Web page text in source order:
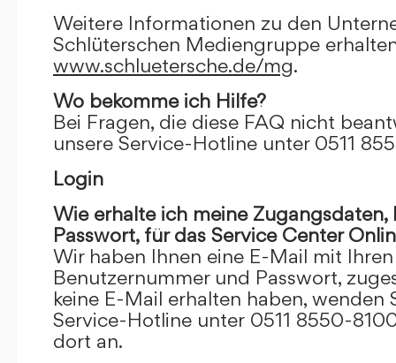
Weitere Informationen zu den
Schlüterschen Mediengruppe
www.schluetersche.de/mg.
Wo bekomme ich Hilfe?
Bei Fragen, die diese FAQ nicht
unsere Service-Hotline unter 0511
Login
Wie erhalte ich meine
Passwort, für das Service Center
Wir haben Ihnen eine E-Mail mit
Benutzernummer und Passwort,
keine E-Mail erhalten haben, wenden
Service-Hotline unter 0511 8550-
dort an.